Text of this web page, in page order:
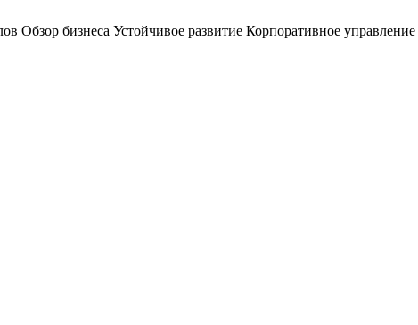
Обзор бизнеса Устойчивое развитие Корпоративное управление